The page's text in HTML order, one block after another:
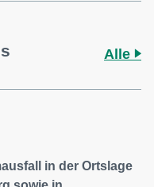
Alle
in der Ortslage